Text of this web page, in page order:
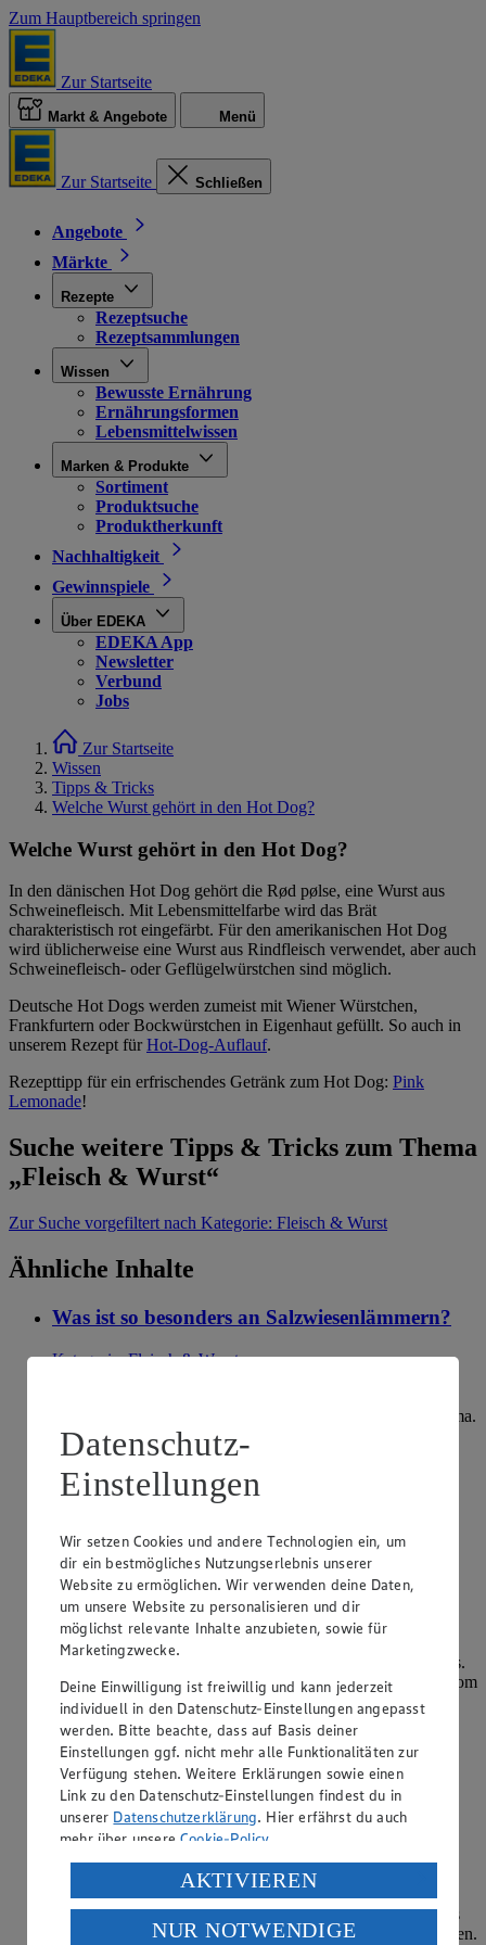
Zum Hauptbereich springen
Zur Startseite
Markt & Angebote Menü
Zur Startseite Schließen
Angebote
Märkte
Rezepte
Rezeptsuche
Rezeptsammlungen
Wissen
Bewusste Ernährung
Ernährungsformen
Lebensmittelwissen
Marken & Produkte
Sortiment
Produktsuche
Produktherkunft
Nachhaltigkeit
Gewinnspiele
Über EDEKA
EDEKA App
Newsletter
Verbund
Jobs
Zur Startseite
Wissen
Tipps & Tricks
Welche Wurst gehört in den Hot Dog?
Welche Wurst gehört in den Hot Dog?
In den dänischen Hot Dog gehört die Rød pølse, eine Wurst aus
Schweinefleisch. Mit Lebensmittelfarbe wird das Brät
charakteristisch rot eingefärbt. Für den amerikanischen Hot Dog
wird üblicherweise eine Wurst aus Rindfleisch verwendet, aber auch
Schweinefleisch- oder Geflügelwürstchen sind möglich.
Deutsche Hot Dogs werden zumeist mit Wiener Würstchen,
Frankfurtern oder Bockwürstchen in Eigenhaut gefüllt. So auch in
unserem Rezept für Hot-Dog-Auflauf.
Rezepttipp für ein erfrischendes Getränk zum Hot Dog: Pink
Lemonade!
Suche weitere Tipps & Tricks zum Thema
„Fleisch & Wurst“
Zur Suche vorgefiltert nach Kategorie: Fleisch & Wurst
Ähnliche Inhalte
Was ist so besonders an Salzwiesenlämmern?
Kategorie:Fleisch & Wurst
Salzwiesen ernähren, erhält ihr Fleisch ein besonderes Aroma.
In Europa gibt es beispielsweise an der Ost- und
Nordseeküste, in der Bretagne sowie in Irland und Wales
Salzwiesen, auf denen Lämmer gras…
Was zeichnet ein Porterhouse-Steak aus?
Kategorie:Fleisch & Wurst
Porterhouse-Steak bezeichnet ein Stück Fleisch aus dem
Rinderrücken und damit eine spezielle Form des Roastbeefs.
Entnommen wird es dem hinteren Bereich, womit es sich vom
T-Bone-Steak unterscheidet, das dem vorderen Rücken des
Rinds entstammt. Chara…
weiterlesen
Was muss man beim Kauf einer
Weihnachtsgans beachten?
Fleisch & Wurst
Noch immer zählt die Gans zu den Bratenklassikern, die als
Weihnachtsessen in vielen Haushalten auf den Tisch kommen.
Datenschutz-
Einstellungen
Wir setzen Cookies und andere Technologien ein, um
dir ein bestmögliches Nutzungserlebnis unserer
Website zu ermöglichen. Wir verwenden deine Daten,
um unsere Website zu personalisieren und dir
möglichst relevante Inhalte anzubieten, sowie für
Marketingzwecke.
Deine Einwilligung ist freiwillig und kann jederzeit
individuell in den Datenschutz-Einstellungen angepasst
werden. Bitte beachte, dass auf Basis deiner
Einstellungen ggf. nicht mehr alle Funktionalitäten zur
Verfügung stehen. Weitere Erklärungen sowie einen
Link zu den Datenschutz-Einstellungen findest du in
unserer Datenschutzerklärung. Hier erfährst du auch
mehr über unsereCookie-Policy.
Verarbeitung deiner personenbezogenen Daten in den
USA durch Facebook und YouTube:
Wenn du auf „Aktivieren“ klickst, willigst du im Sinne
AKTIVIEREN
NUR NOTWENDIGE